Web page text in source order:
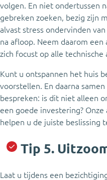
volgen. En niet ondertussen
gebreken zoeken, bezig zijn
alvast stress ondervinden
na afloop. Neem daarom een
zich focust op alle technische
Kunt u ontspannen het huis
voorstellen. En daarna
bespreken: is dit niet alleen
een goede investering? Onze
helpen u de juiste beslissing
Tip 5.
Laat u tijdens een